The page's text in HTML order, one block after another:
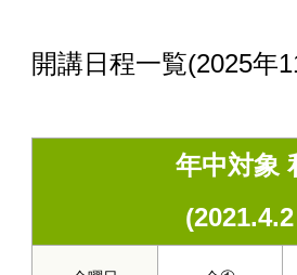
開講日程一覧(2025年
年中対象